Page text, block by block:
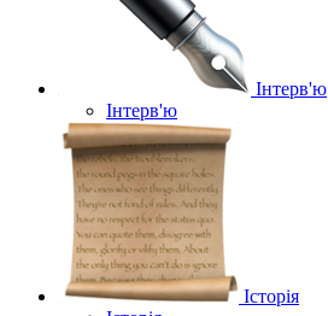
Інтерв'ю
Інтерв'ю
Історія